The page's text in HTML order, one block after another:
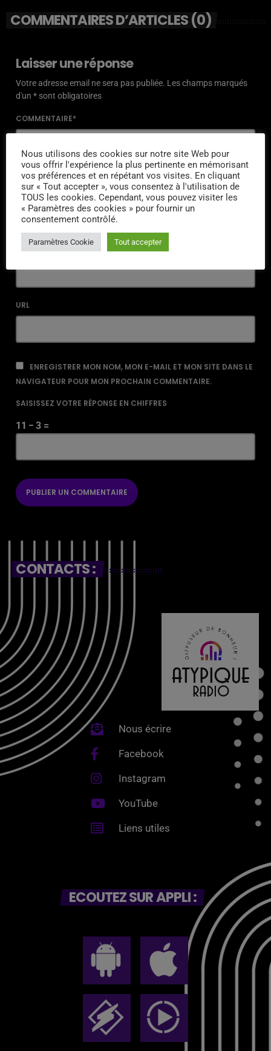
COMMENTAIRES D’ARTICLES (0)
Laisser une réponse
Votre adresse email ne sera pas publiée. Les champs marqués
d'un * sont obligatoires
COMMENTAIRE*
NOM*
EMAIL*
URL
ENREGISTRER MON NOM, MON E-MAIL ET MON SITE DANS LE
NAVIGATEUR POUR MON PROCHAIN COMMENTAIRE.
SAISISSEZ VOTRE RÉPONSE EN CHIFFRES
11 − 3 =
CONTACTS :
Nous écrire
Facebook
Instagram
YouTube
Liens utiles
ECOUTEZ SUR APPLI :
Nous utilisons des cookies sur notre site Web pour
vous offrir l'expérience la plus pertinente en mémorisant
vos préférences et en répétant vos visites. En cliquant
sur « Tout accepter », vous consentez à l'utilisation de
TOUS les cookies. Cependant, vous pouvez visiter les
« Paramètres des cookies » pour fournir un
consentement contrôlé.
Paramètres Cookie Tout accepter